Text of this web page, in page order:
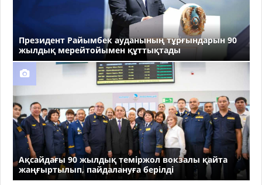
Президент Райымбек ауданының тұрғындарын 90
жылдық мерейтойымен құттықтады
Ақсайдағы 90 жылдық теміржол вокзалы қайта
жаңғыртылып, пайдалануға берілді